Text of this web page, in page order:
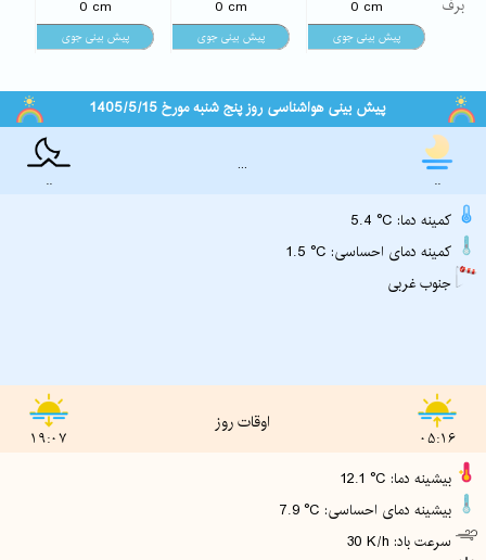
برف
0 cm
0 cm
0 cm
پیش بینی هواشناسی روز پنج شنبه مورخ 1405/5/15
..
...
..
5.4 °C :کمینه دما
1.5 °C :کمینه دمای احساسی
جنوب غربی
19:07
اوقات روز
05:16
12.1 °C :بیشینه دما
7.9 °C :بیشینه دمای احساسی
30 K/h :سرعت باد